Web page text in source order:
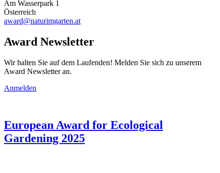
Am Wasserpark 1
Österreich
award@naturimgarten.at
Award Newsletter
Wir halten Sie auf dem Laufenden! Melden Sie sich zu unserem
Award Newsletter an.
Anmelden
European Award for Ecological
Gardening 2025